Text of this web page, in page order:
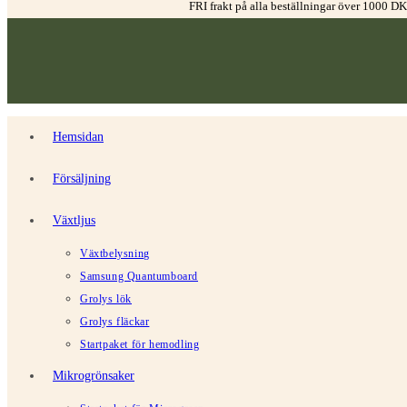
FRI frakt på alla beställningar över 1000
Hemsidan
Försäljning
Växtljus
Växtbelysning
Samsung Quantumboard
Grolys lök
Grolys fläckar
Startpaket för hemodling
Mikrogrönsaker